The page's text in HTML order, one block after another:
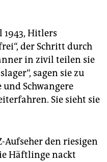
Hitlers
der Schritt durch
in zivil teilen sie
sagen sie zu
Schwangere
Sie sieht sie
Aufseher den riesigen
Häftlinge nackt